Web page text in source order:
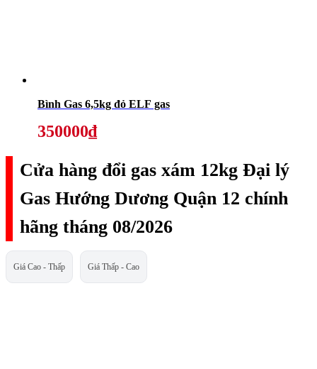
Bình Gas 6,5kg đỏ ELF gas
350000₫
Cửa hàng đổi gas xám 12kg Đại lý
Gas Hướng Dương Quận 12 chính
hãng tháng 08/2026
Giá Cao - Thấp Giá Thấp - Cao